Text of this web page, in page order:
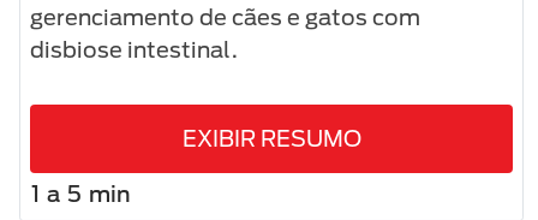
gerenciamento de cães e gatos com
disbiose intestinal.
EXIBIR RESUMO
1 a 5 min